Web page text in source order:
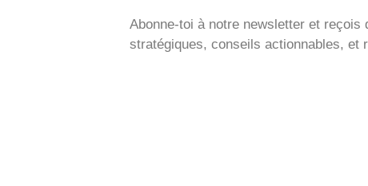
Abonne-toi à notre newsletter et reçois
stratégiques, conseils actionnables, et